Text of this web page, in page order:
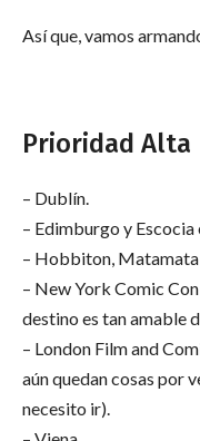
Así que, vamos
Prioridad Alta
– Dublín.
– Edimburgo y Escocia
– Hobbiton, Matamata
– New York Comic
destino es tan amable
– London Film and
aún quedan cosas por
necesito ir).